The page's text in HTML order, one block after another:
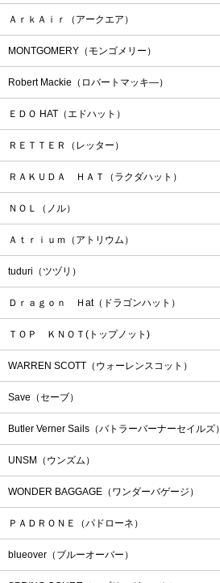
ＡｒｋＡｉｒ（アークエア）
MONTGOMERY（モンゴメリー）
Robert Mackie（ロバートマッキ―）
ＥＤＯ HAT（エドハット）
ＲＥＴＴＥＲ（レッター）
ＲＡＫＵＤＡ ＨＡＴ（ラクダハット）
ＮＯＬ（ノル）
Ａｔｒｉｕｍ（アトリウム）
tuduri（ツヅリ）
Ｄｒａｇｏｎ Ｈat（ドラゴンハット）
ＴＯＰ ＫＮＯＴ(トップノット)
WARREN SCOTT（ウォーレンスコット）
Save（セーブ）
Butler Verner Sails（バトラーバーナーセイルズ）
UNSM（ウンズム）
WONDER BAGGAGE（ワンダーバゲージ）
ＰＡＤＲＯＮＥ（パドローネ）
blueover（ブルーオーバー）